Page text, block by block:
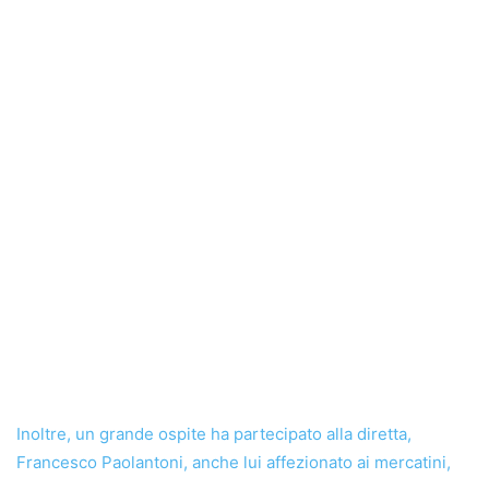
Inoltre, un grande ospite ha partecipato alla diretta,
Francesco Paolantoni, anche lui affezionato ai mercatini,